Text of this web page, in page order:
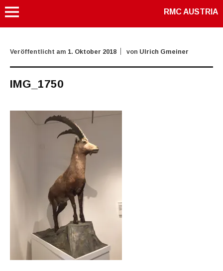
RMC AUSTRIA
Veröffentlicht am 1. Oktober 2018 von Ulrich Gmeiner
IMG_1750